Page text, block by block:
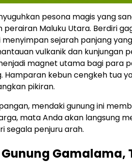
pesona magis yang
Maluku Utara. Berdiri
sejarah panjang
vulkanik dan kunjungan
magnet utama bagi para
Hamparan kebun cengkeh tua
pikiran.
mendaki gunung ini
mata Anda akan langsung
segala penjuru arah.